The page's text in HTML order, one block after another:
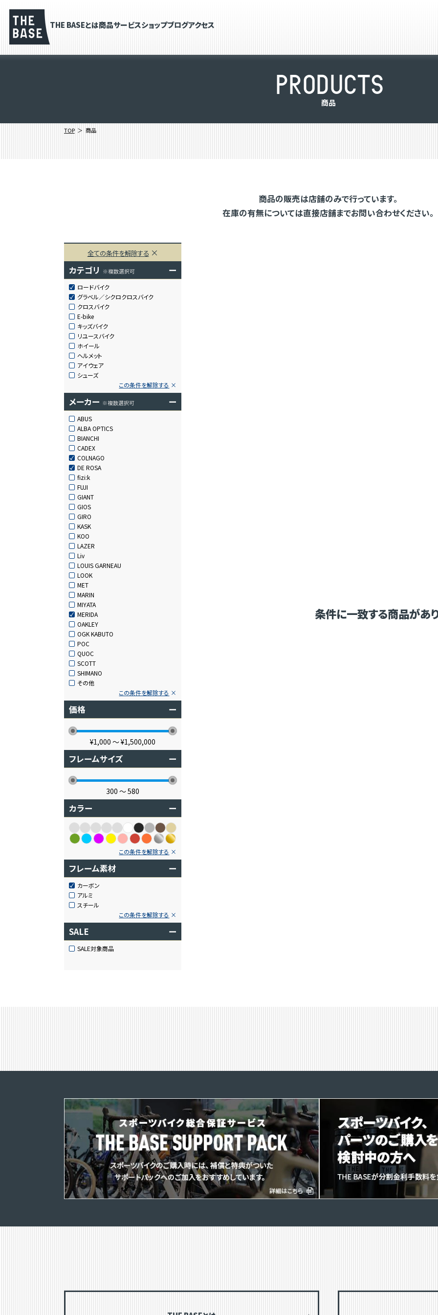
THE BASEとは商品サービスショップブログアクセス
PRODUCTS
商品
TOP 商品
商品の販売は店舗のみで行っています。
在庫の有無については直接店舗までお問い合わせください。
全ての条件を解除する
カテゴリ ※複数選択可 ー
ロードバイク
グラベル／シクロクロスバイク
クロスバイク
E-bike
キッズバイク
リユースバイク
ホイール
ヘルメット
アイウェア
シューズ
この条件を解除する
メーカー ※複数選択可 ー
ABUS
ALBA OPTICS
BIANCHI
CADEX
COLNAGO
DE ROSA
fizi:k
FUJI
GIANT
GIOS
GIRO
KASK
KOO
LAZER
Liv
LOUIS GARNEAU
LOOK
MET
MARIN
MIYATA
MERIDA
OAKLEY
OGK KABUTO
POC
QUOC
SCOTT
SHIMANO
その他
この条件を解除する
価格 ー
¥1,000 〜¥1,500,000
フレームサイズ ー
300 〜580
カラー ー
この条件を解除する
フレーム素材 ー
カーボン
アルミ
スチール
この条件を解除する
SALE ー
SALE対象商品
条件に一致する商品があ